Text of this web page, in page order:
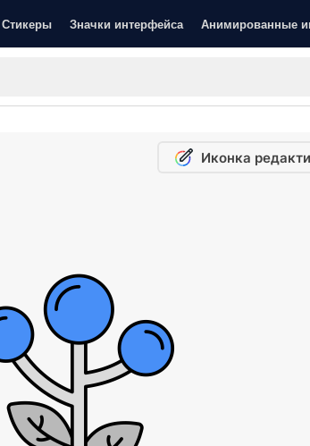
Стикеры Значки интерфейса Анимированные
Иконка